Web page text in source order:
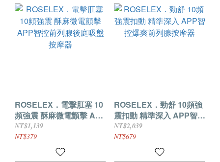
ROSELEX．電擊肛塞 10
頻強震 酥麻微電顫擊 APP
智控前列腺後庭吸盤按摩
器
NT$1,139
NT$379
ROSELEX．勁舒 10頻強
震扣動 精準深入 APP智控
爆爽前列腺按摩器
NT$2,039
NT$679